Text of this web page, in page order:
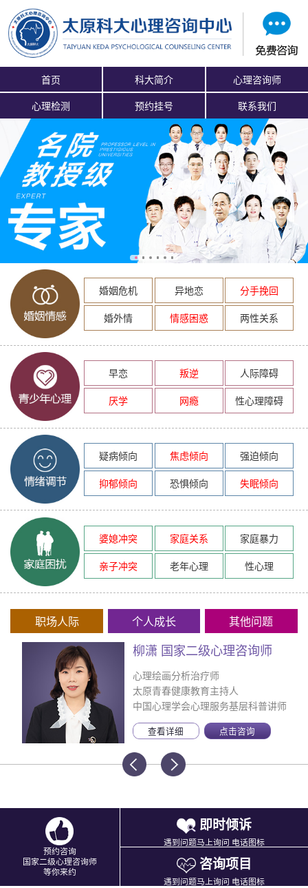
首页 科大简介
心理咨询师
心理检测
预约挂号 联系我们
婚姻危机 异地恋
分手挽回
婚外情
情感困惑 两性关系
早恋 叛逆
人际障碍
厌学
网瘾 性心理障碍
疑病倾向 焦虑倾向
强迫倾向
抑郁倾向
恐惧倾向 失眠倾向
婆媳冲突 家庭关系
家庭暴力
亲子冲突
老年心理 性心理
职场人际 个人成长 其他问题
柳潇 国家二级心理咨询师
心理绘画分析治疗师
太原青春健康教育主持人
中国心理学会心理服务基层科普讲师
查看详细 点击咨询
预约咨询
国家二级心理咨询师
等你来约
即时倾诉
遇到问题马上询问 电话图标
咨询项目
遇到问题马上询问 电话图标